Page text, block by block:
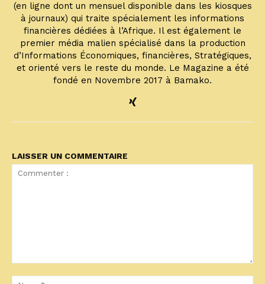
(en ligne dont un mensuel disponible dans les kiosques
à journaux) qui traite spécialement les informations
financières dédiées à l’Afrique. Il est également le
premier média malien spécialisé dans la production
d’Informations Économiques, financières, Stratégiques,
et orienté vers le reste du monde. Le Magazine a été
fondé en Novembre 2017 à Bamako.
LAISSER UN COMMENTAIRE